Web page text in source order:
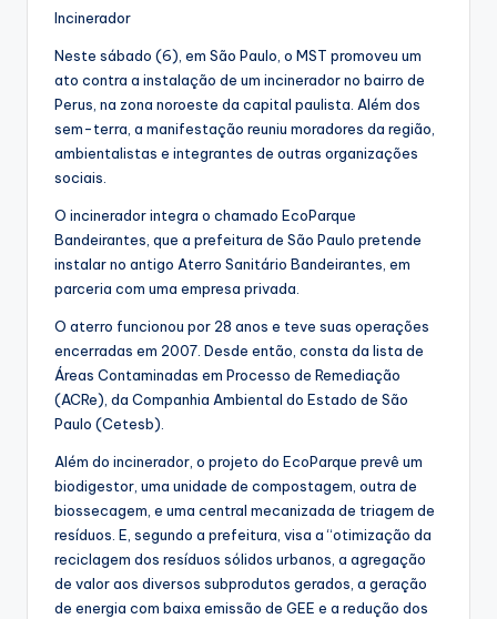
Incinerador
Neste sábado (6), em São Paulo, o MST promoveu um
ato contra a instalação de um incinerador no bairro de
Perus, na zona noroeste da capital paulista. Além dos
sem-terra, a manifestação reuniu moradores da região,
ambientalistas e integrantes de outras organizações
sociais.
O incinerador integra o chamado EcoParque
Bandeirantes, que a prefeitura de São Paulo pretende
instalar no antigo Aterro Sanitário Bandeirantes, em
parceria com uma empresa privada.
O aterro funcionou por 28 anos e teve suas operações
encerradas em 2007. Desde então, consta da lista de
Áreas Contaminadas em Processo de Remediação
(ACRe), da Companhia Ambiental do Estado de São
Paulo (Cetesb).
Além do incinerador, o projeto do EcoParque prevê um
biodigestor, uma unidade de compostagem, outra de
biossecagem, e uma central mecanizada de triagem de
resíduos. E, segundo a prefeitura, visa a “otimização da
reciclagem dos resíduos sólidos urbanos, a agregação
de valor aos diversos subprodutos gerados, a geração
de energia com baixa emissão de GEE e a redução dos